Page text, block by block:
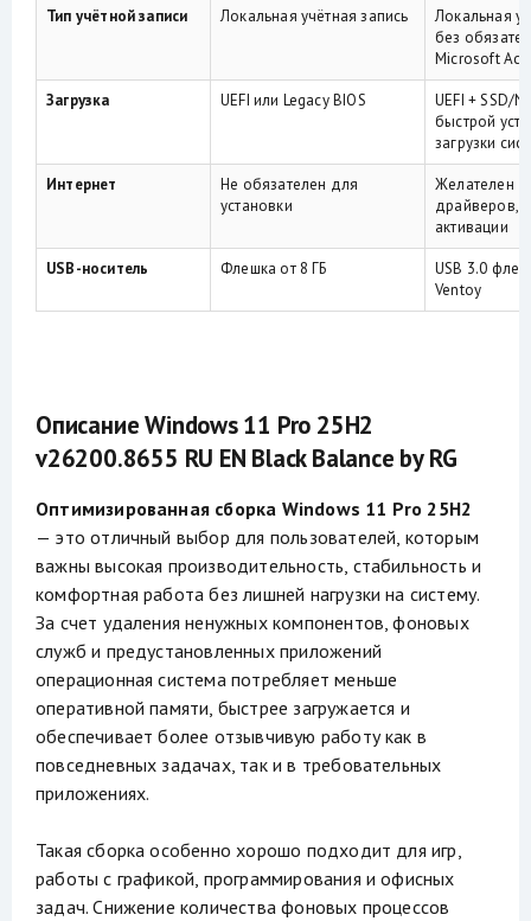
Тип учётной записи Локальная учётная запись
Локальная
без
Microsoft
Загрузка UEFI или Legacy BIOS
UEFI + SSD/
быстрой
загрузки
Интернет
Не обязателен для
установки
Желателен
драйверов,
активации
USB-носитель Флешка от 8 ГБ
USB 3.0
Ventoy
Описание Windows 11 Pro 25H2
v26200.8655 RU EN Black Balance by RG
Оптимизированная сборка Windows 11 Pro 25H2
— это отличный выбор для пользователей, которым
важны высокая производительность, стабильность и
комфортная работа без лишней нагрузки на систему.
За счет удаления ненужных компонентов, фоновых
служб и предустановленных приложений
операционная система потребляет меньше
оперативной памяти, быстрее загружается и
обеспечивает более отзывчивую работу как в
повседневных задачах, так и в требовательных
приложениях.
Такая сборка особенно хорошо подходит для игр,
работы с графикой, программирования и офисных
задач. Снижение количества фоновых процессов